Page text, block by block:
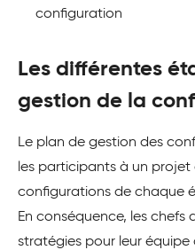
configuration
Les différentes
gestion de la
Le plan de gestion des
les participants à un
configurations de chaque
En conséquence, les
stratégies pour leur équipe